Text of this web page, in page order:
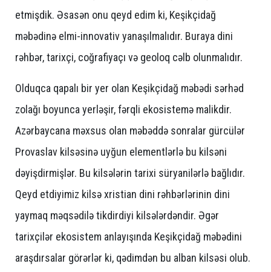
etmişdik. Əsasən onu qeyd edim ki, Keşikçidağ
məbədinə elmi-innovativ yanaşılmalıdır. Buraya dini
rəhbər, tarixçi, coğrafiyaçı və geoloq cəlb olunmalıdır.
Olduqca qapalı bir yer olan Keşikçidağ məbədi sərhəd
zolağı boyunca yerləşir, fərqli ekosistemə malikdir.
Azərbaycana məxsus olan məbəddə sonralar gürcülər
Provaslav kilsəsinə uyğun elementlərlə bu kilsəni
dəyişdirmişlər. Bu kilsələrin tarixi süryanilərlə bağlıdır.
Qeyd etdiyimiz kilsə xristian dini rəhbərlərinin dini
yaymaq məqsədilə tikdirdiyi kilsələrdəndir. Əgər
tarixçilər ekosistem anlayışında Keşikçidağ məbədini
araşdırsalar görərlər ki, qədimdən bu alban kilsəsi olub.